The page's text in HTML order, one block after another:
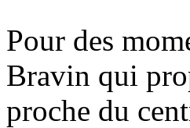
Pour des
Bravin qui
proche du